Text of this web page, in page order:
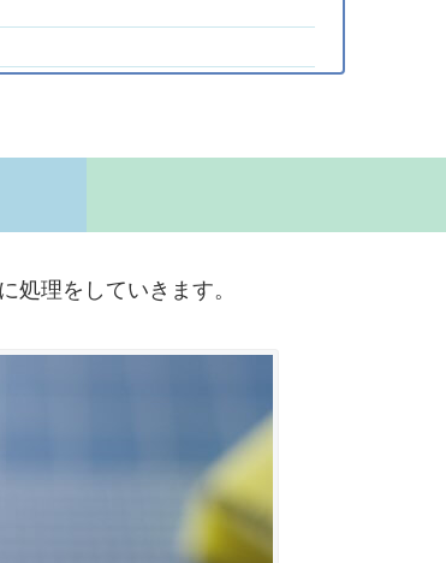
処理をしていきます。